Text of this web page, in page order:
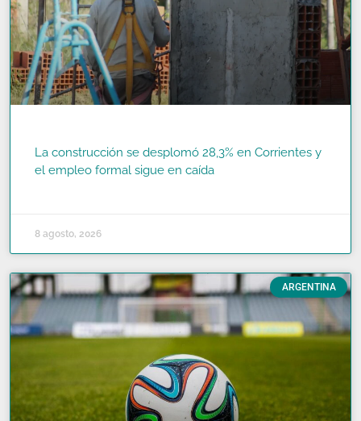
La construcción se desplomó 28,3% en Corrientes y
el empleo formal sigue en caída
8 agosto, 2026
ARGENTINA